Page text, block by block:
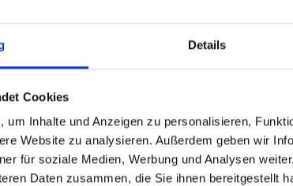
Details
Cookies
um Inhalte und Anzeigen zu personalisieren,
Website zu analysieren. Außerdem geben wir
für soziale Medien, Werbung und Analysen
Daten zusammen, die Sie ihnen bereitgestellt
147,70 kWh / (m²*a)
Energieverbrauchskennwert